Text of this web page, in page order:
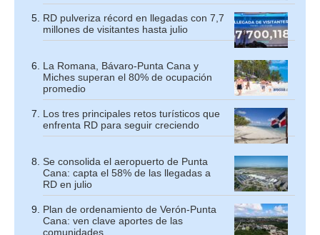
RD pulveriza récord en llegadas con 7,7
millones de visitantes hasta julio
La Romana, Bávaro-Punta Cana y
Miches superan el 80% de ocupación
promedio
Los tres principales retos turísticos que
enfrenta RD para seguir creciendo
Se consolida el aeropuerto de Punta
Cana: capta el 58% de las llegadas a
RD en julio
Plan de ordenamiento de Verón-Punta
Cana: ven clave aportes de las
comunidades